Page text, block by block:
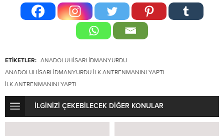
ETİKETLER: ANADOLUHISARI İDMANYURDU
ANADOLUHISARI İDMANYURDU ILK ANTRENMANINI YAPTI
ILK ANTRENMANINI YAPTI
İLGİNİZİ ÇEKEBİLECEK DİĞER KONULAR